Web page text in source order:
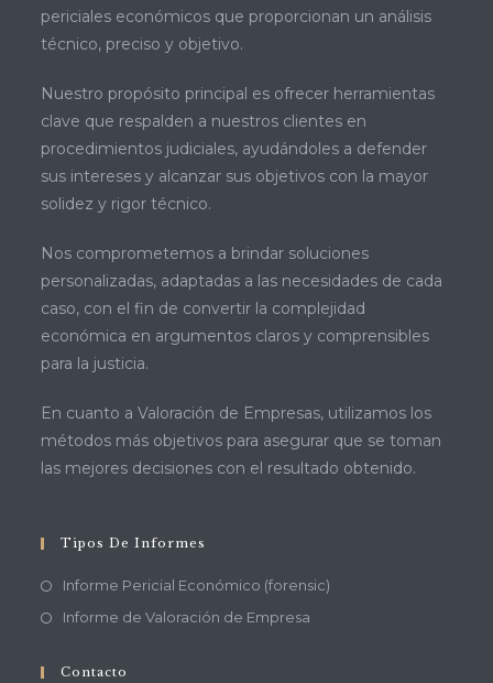
periciales económicos que proporcionan un análisis
técnico, preciso y objetivo.
Nuestro propósito principal es ofrecer herramientas
clave que respalden a nuestros clientes en
procedimientos judiciales, ayudándoles a defender
sus intereses y alcanzar sus objetivos con la mayor
solidez y rigor técnico.
Nos comprometemos a brindar soluciones
personalizadas, adaptadas a las necesidades de cada
caso, con el fin de convertir la complejidad
económica en argumentos claros y comprensibles
para la justicia.
En cuanto a Valoración de Empresas, utilizamos los
métodos más objetivos para asegurar que se toman
las mejores decisiones con el resultado obtenido.
Tipos De Informes
Informe Pericial Económico (forensic)
Informe de Valoración de Empresa
Contacto